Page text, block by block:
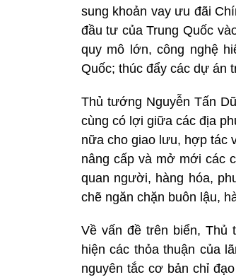
sung khoản vay ưu đãi
đầu tư của Trung Quốc
quy mô lớn, công nghệ
Quốc; thúc đẩy các dự án
Thủ tướng Nguyễn Tấn
cùng có lợi giữa các địa
nữa cho giao lưu, hợp tác
nâng cấp và mở mới các
quan người, hàng hóa,
chẽ ngăn chặn buôn lậu,
Về vấn đề trên biển, Thủ
hiện các thỏa thuận của
nguyên tắc cơ bản chỉ